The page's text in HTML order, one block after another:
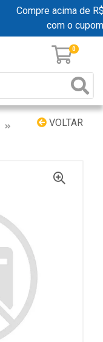
Compre acima de
com o
0
VOLTAR